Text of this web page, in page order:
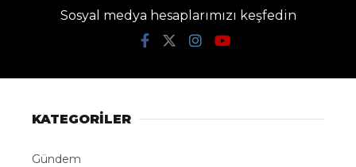
Sosyal medya hesaplarımızı keşfedin
KATEGORİLER
Gündem